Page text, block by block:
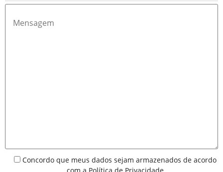
Concordo que meus dados sejam armazenados de acordo